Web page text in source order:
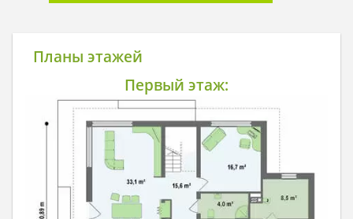
Планы этажей
Первый этаж: